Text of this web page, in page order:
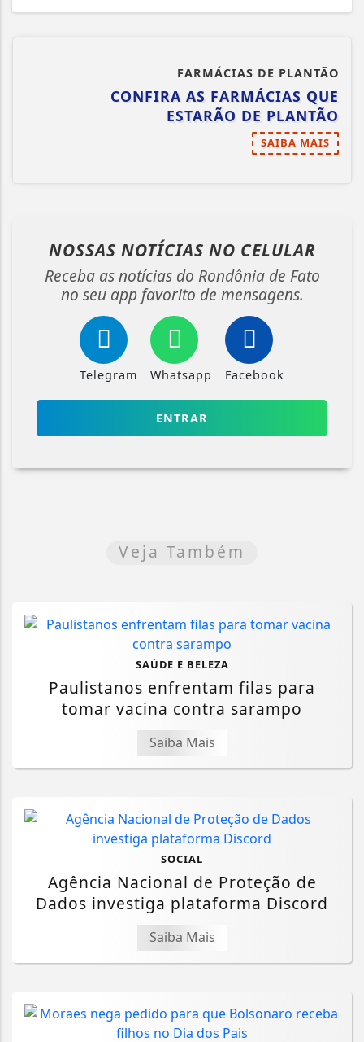
FARMÁCIAS DE PLANTÃO
CONFIRA AS FARMÁCIAS QUE
ESTARÃO DE PLANTÃO
SAIBA MAIS
NOSSAS NOTÍCIAS NO CELULAR
Receba as notícias do Rondônia de Fato
no seu app favorito de mensagens.
Telegram Whatsapp Facebook
ENTRAR
Veja Também
SAÚDE E BELEZA
Paulistanos enfrentam filas para
tomar vacina contra sarampo
Saiba Mais
SOCIAL
Agência Nacional de Proteção de
Dados investiga plataforma Discord
Saiba Mais